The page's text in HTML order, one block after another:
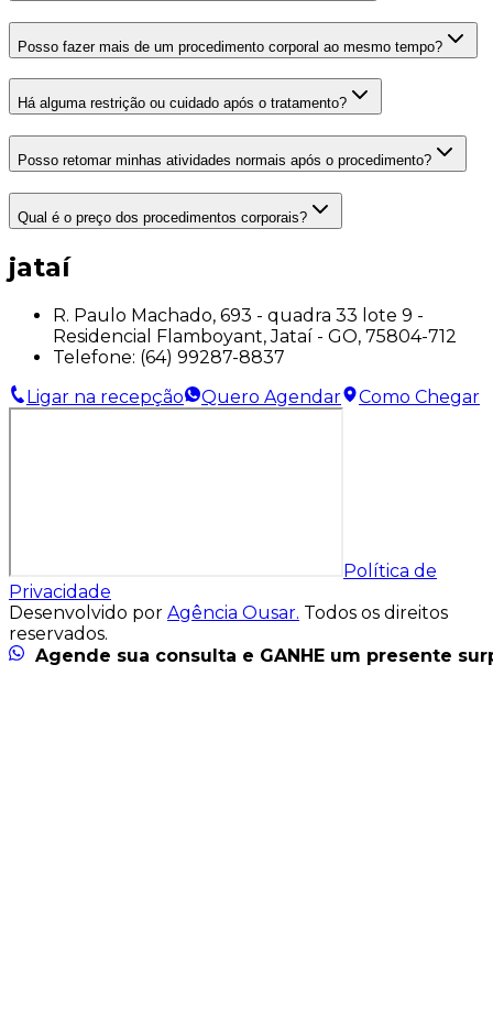
Posso fazer mais de um procedimento corporal ao mesmo tempo?
Há alguma restrição ou cuidado após o tratamento?
Posso retomar minhas atividades normais após o procedimento?
Qual é o preço dos procedimentos corporais?
jataí
R. Paulo Machado, 693 - quadra 33 lote 9 -
Residencial Flamboyant, Jataí - GO, 75804-712
Telefone: (64) 99287-8837
Ligar na recepção
Quero Agendar Como Chegar
Política de
Privacidade
Desenvolvido por Agência Ousar. Todos os direitos
reservados.
Agende sua consulta e GANHE um presente